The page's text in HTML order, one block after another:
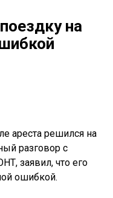
на
ареста решился на
разговор с
заявил, что его
ошибкой.